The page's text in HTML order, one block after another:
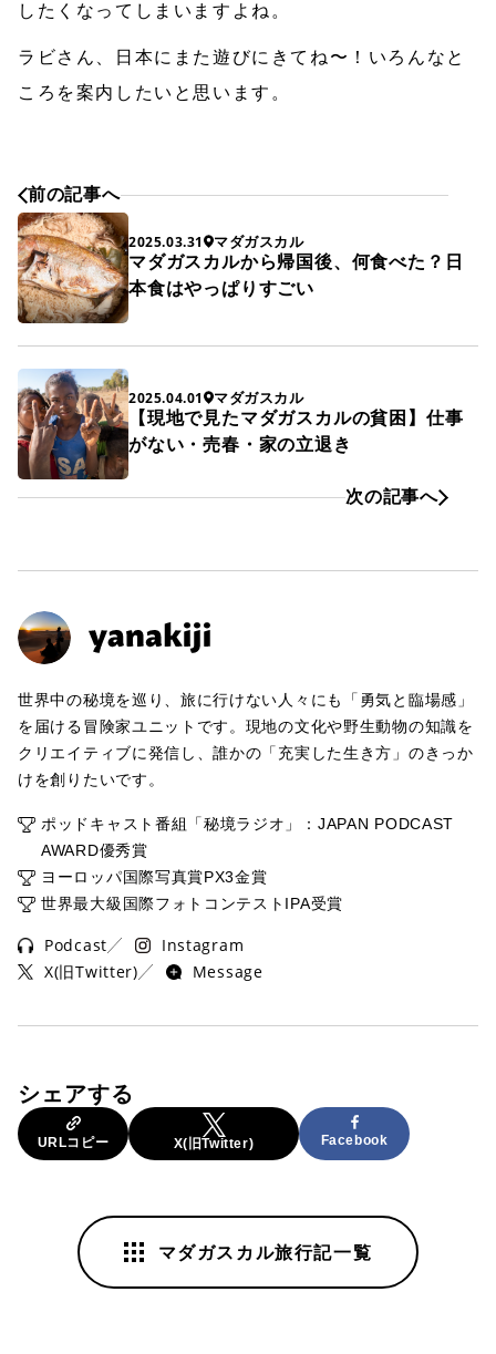
したくなってしまいますよね。
ラビさん、日本にまた遊びにきてね〜！いろんなと
ころを案内したいと思います。
前の記事へ
2025.03.31 マダガスカル
マダガスカルから帰国後、何食べた？日
本食はやっぱりすごい
次の記事へ
2025.04.01 マダガスカル
【現地で見たマダガスカルの貧困】仕事
がない・売春・家の立退き
世界中の秘境を巡り、旅に行けない人々にも「勇気と臨場感」
を届ける冒険家ユニットです。現地の文化や野生動物の知識を
クリエイティブに発信し、誰かの「充実した生き方」のきっか
けを創りたいです。
ポッドキャスト番組「秘境ラジオ」：JAPAN PODCAST
AWARD優秀賞
ヨーロッパ国際写真賞PX3金賞
世界最大級国際フォトコンテストIPA受賞
Podcast
Instagram
X(旧Twitter)
Message
シェアする
URLコピー X(旧Twitter) Facebook
マダガスカル旅行記一覧